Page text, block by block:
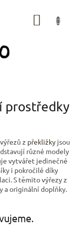
prostředky
z překližky jsou
různé modely
vytvářet jedinečné
i pokročilé díky
S těmito výřezy z
a originální doplňky.